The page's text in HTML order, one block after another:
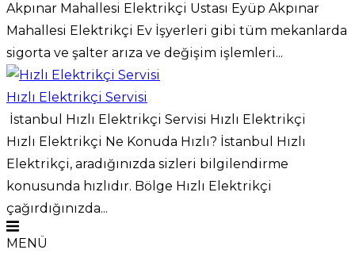
Akpınar Mahallesi Elektrikçi Ustası Eyüp Akpınar
Mahallesi Elektrikçi Ev İşyerleri gibi tüm mekanlarda
sigorta ve şalter arıza ve değişim işlemleri...
Hızlı Elektrikçi Servisi
İstanbul Hızlı Elektrikçi Servisi Hızlı Elektrikçi
Hızlı Elektrikçi Ne Konuda Hızlı? İstanbul Hızlı
Elektrikçi, aradığınızda sizleri bilgilendirme
konusunda hızlıdır. Bölge Hızlı Elektrikçi
çağırdığınızda...
MENÜ